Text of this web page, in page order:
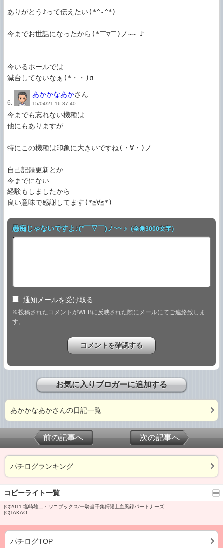
ありがとう♪って伝えたい(*^-^*)
今までお世話になったから(*￣▽￣)ノ~~ ♪
今いるホールでは
減台してないなぁ(*・・)σ
6.
あかかなあかさん
15/04/21 16:37:40
今までも忘れない機種は
他にもありますが
特にこの機種は印象に大きいですね(・∀・)ノ
自己記録更新とか
今までにない
経験もしましたから
良い意味で感謝してます(*≧∀≦*)
愚痴じゃないですよ♪(*￣▽￣)ノ~~ ♪ （全角3000文字）
通知メールを受け取る
※投稿されたコメントがWEBに反映された際にメールにてご連絡致しま
す。
お気に入りブロガーに追加する
あかかなあかさんの日記一覧
前の記事へ 次の記事へ
パチログランキング
コピーライト一覧
(C)2011 塩崎雄二・ワニブックス/一騎当千集鍔闘士血風録パートナーズ
(C)TAKAO
パチログTOP